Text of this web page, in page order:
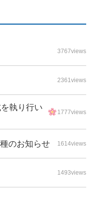
3767views
2361views
執り行い
1777views
のお知らせ 1614views
1493views